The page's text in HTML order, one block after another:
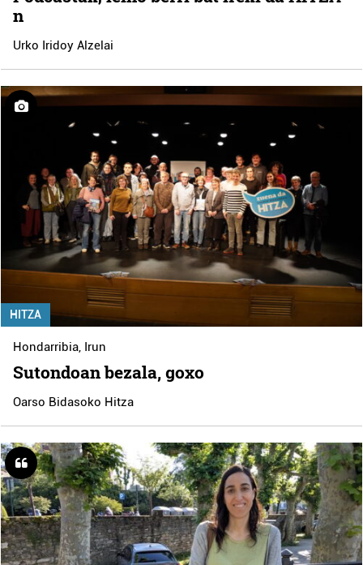
n
Urko Iridoy Alzelai
HITZA
Hondarribia, Irun
Sutondoan bezala, goxo
Oarso Bidasoko Hitza